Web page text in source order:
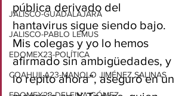
JALISCO-GUADALAJARA
JALISCO-PABLO LEMUS
EDOMEX23-POLÍTICA
COAHUILA23-MANOLO JIMÉNEZ SALINAS
pública derivado del
hantavirus sigue siendo bajo.
Mis colegas y yo lo hemos
afirmado sin ambigüedades, y
lo repito ahora”, aseguró en un